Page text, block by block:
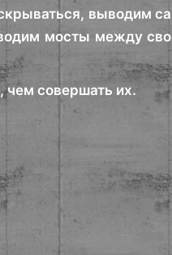
выводим
мосты между
чем совершать их.